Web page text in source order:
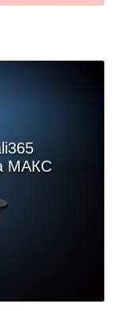
МАКС